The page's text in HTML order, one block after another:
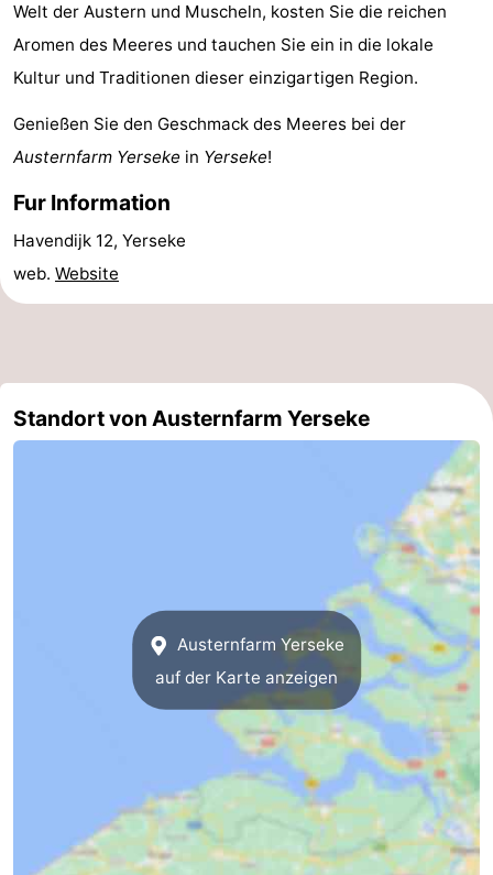
Indoor-
Spielplätze
-
Bowling
Wellness-
Zentren
Dörfer
&
Städte
Natur
Führungen
Sport
Reiten
-
Parken
Reisebuchshop
Welt der Austern und Muscheln, kosten Sie die reichen
Aromen des Meeres und tauchen Sie ein in die lokale
Kultur und Traditionen dieser einzigartigen Region.
Genießen Sie den Geschmack des Meeres bei der
Austernfarm Yerseke in Yerseke!
Fur Information
Havendijk 12, Yerseke
web. Website
Standort von Austernfarm Yerseke
Austernfarm Yerseke
auf der Karte anzeigen